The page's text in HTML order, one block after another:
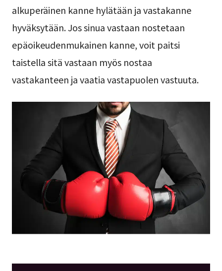
alkuperäinen kanne hylätään ja vastakanne
hyväksytään. Jos sinua vastaan nostetaan
epäoikeudenmukainen kanne, voit paitsi
taistella sitä vastaan myös nostaa
vastakanteen ja vaatia vastapuolen vastuuta.